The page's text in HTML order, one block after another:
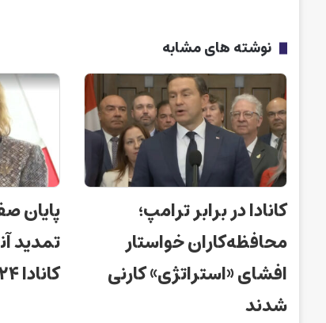
نوشته های مشابه
کانادا در برابر ترامپ؛
محافظه‌کاران خواستار
افشای «استراتژی» کارنی
شدند
پایان
تمدید
کانادا ۲۴ ساعته شد!